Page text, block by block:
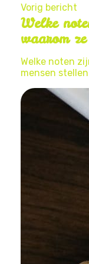
Vorig bericht
Welke
waarom
Welke noten
mensen